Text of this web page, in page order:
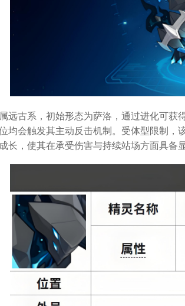
远古系，初始形态为萨洛，通过进化可
均会触发其主动反击机制。受体型限制，
长，使其在承受伤害与持续站场方面具备